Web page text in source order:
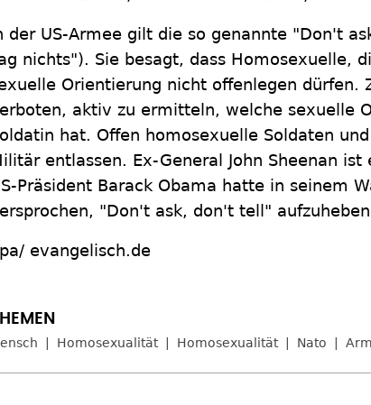
der US-Armee gilt die so genannte "Don't
nichts"). Sie besagt, dass Homosexuelle,
Orientierung nicht offenlegen dürfen.
aktiv zu ermitteln, welche sexuelle
hat. Offen homosexuelle Soldaten
entlassen. Ex-General John Sheenan
Präsident Barack Obama hatte in seinem
"Don't ask, don't tell"
evangelisch.de
Homosexualität Homosexualität Nato